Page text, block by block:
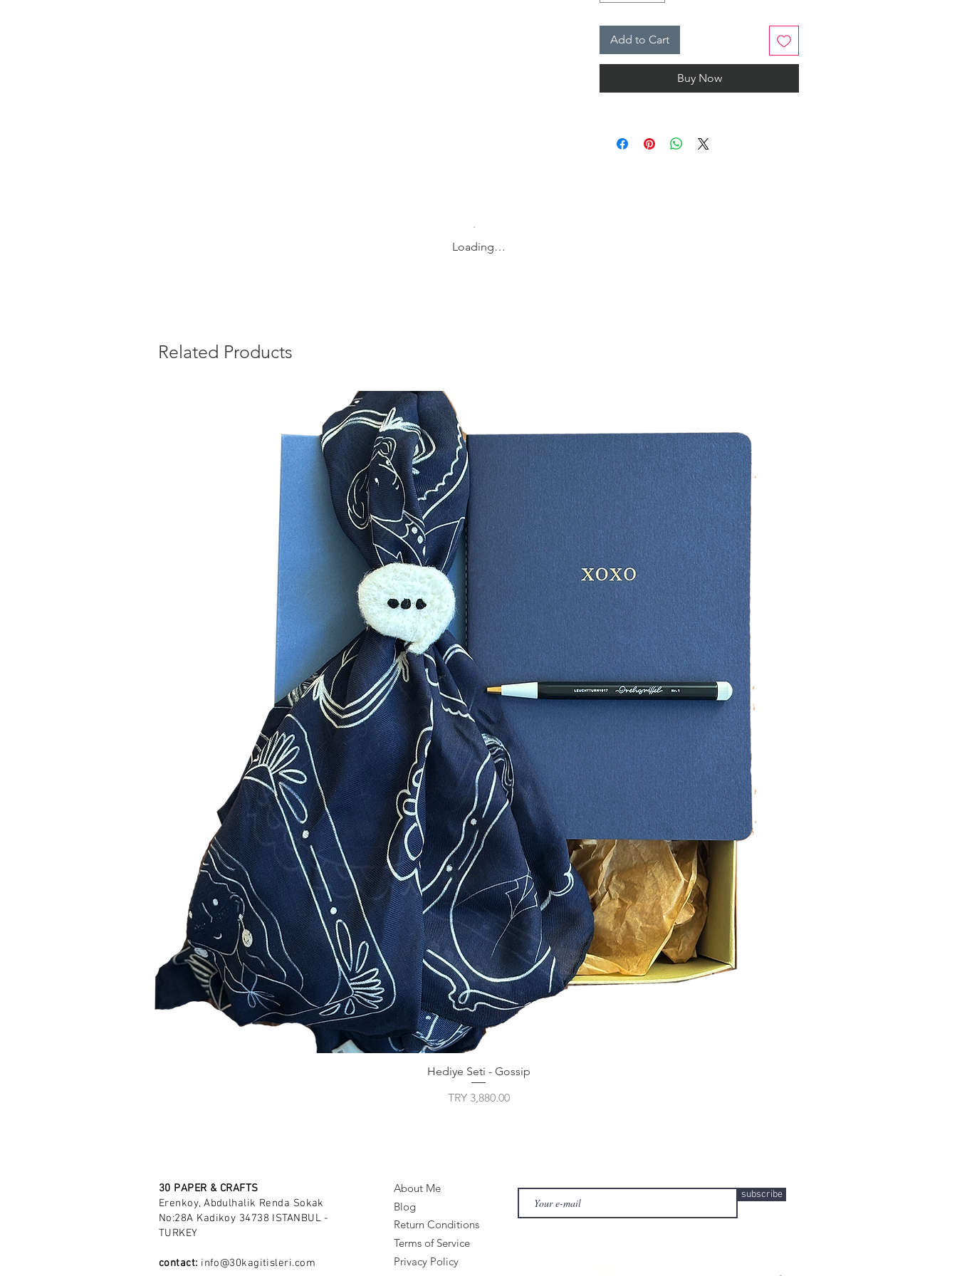
edilmemektedir.
deneyimini kusursuz hale getiren bir
Add to Cart
Buy Now
Loading…
Related Products
Hediye Seti - Gossip
Price
TRY 3,880.00
30 PAPER & CRAFTS
Erenkoy, Abdulhalik Renda Sokak
No:28A Kadikoy 34738 ISTANBUL -
TURKEY
contact: info@30kagitisleri.com
About Me
Blog
Return Conditions
Terms of Service
Privacy Policy
subscribe